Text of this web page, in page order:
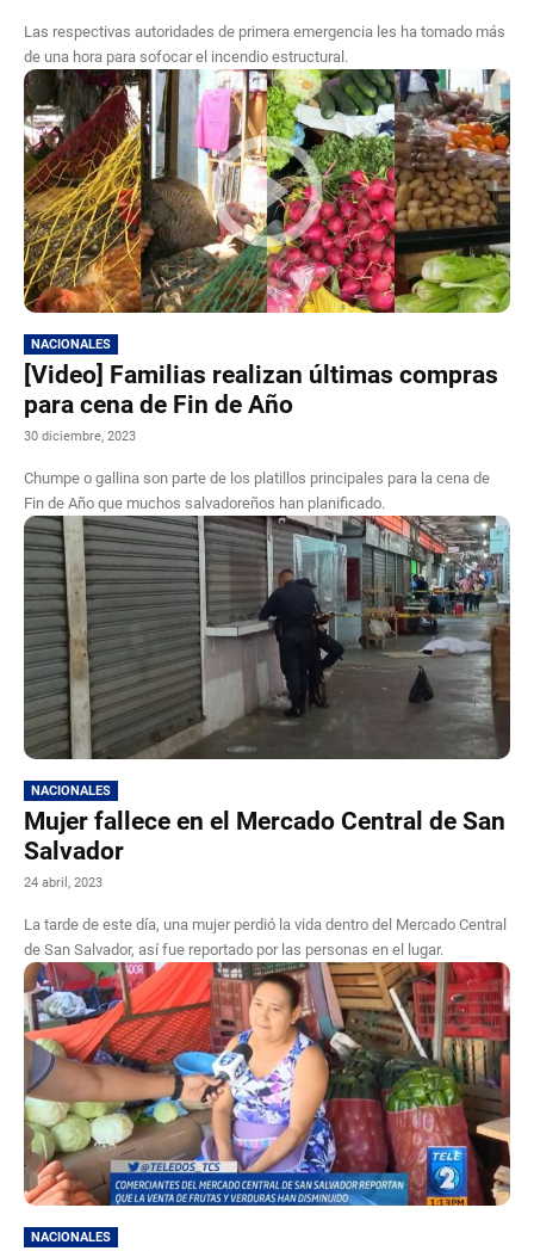
Las respectivas autoridades de primera emergencia les ha tomado más
de una hora para sofocar el incendio estructural.
NACIONALES
[Video] Familias realizan últimas compras
para cena de Fin de Año
30 diciembre, 2023
Chumpe o gallina son parte de los platillos principales para la cena de
Fin de Año que muchos salvadoreños han planificado.
NACIONALES
Mujer fallece en el Mercado Central de San
Salvador
24 abril, 2023
La tarde de este día, una mujer perdió la vida dentro del Mercado Central
de San Salvador, así fue reportado por las personas en el lugar.
NACIONALES